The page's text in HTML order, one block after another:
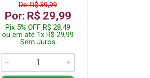
De: R$ 39,99
Por: R$ 29,99
Pix 5% OFF R$ 28,49
ou em até 1x R$ 29,99
Sem Juros